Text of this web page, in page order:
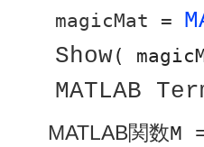
magicMat =
Show(
MATLAB
MATLAB関数M